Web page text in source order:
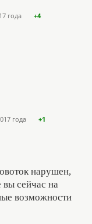
года +4
года +1
нарушен,
сейчас на
возможности